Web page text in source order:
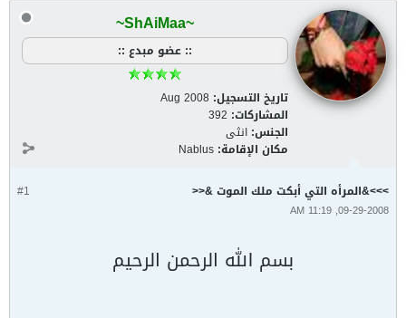
~ShAiMaa~
:: عضو مبدع ::
تاريخ التسجيل: Aug 2008
المشاركات: 392
الجنس: انثى
مكان الإقامة: Nablus
#1 >>>&المرأه التي أبكت ملك الموت &<<
09-29-2008, 11:19 AM
بسم الله الرحمن الرحيم